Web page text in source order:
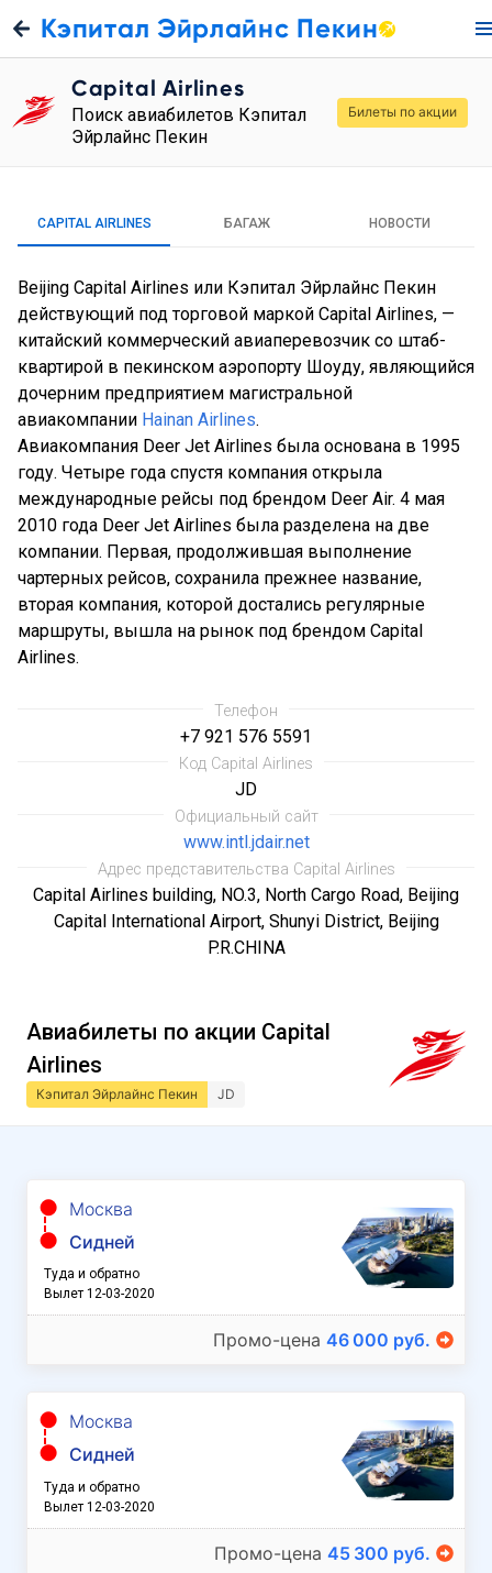
Кэпитал Эйрлайнс Пекин
Capital Airlines
Поиск авиабилетов Кэпитал
Эйрлайнс Пекин
Билеты по акции
CAPITAL AIRLINES БАГАЖ НОВОСТИ
Beijing Capital Airlines или Кэпитал Эйрлайнс Пекин
действующий под торговой маркой Capital Airlines, —
китайский коммерческий авиаперевозчик со штаб-
квартирой в пекинском аэропорту Шоуду, являющийся
дочерним предприятием магистральной
авиакомпании Hainan Airlines.
Авиакомпания Deer Jet Airlines была основана в 1995
году. Четыре года спустя компания открыла
международные рейсы под брендом Deer Air. 4 мая
2010 года Deer Jet Airlines была разделена на две
компании. Первая, продолжившая выполнение
чартерных рейсов, сохранила прежнее название,
вторая компания, которой достались регулярные
маршруты, вышла на рынок под брендом Capital
Airlines.
Телефон
+7 921 576 5591
Код Capital Airlines
JD
Официальный сайт
www.intl.jdair.net
Адрес представительства Capital Airlines
Capital Airlines building, NO.3, North Cargo Road, Beijing
Capital International Airport, Shunyi District, Beijing
P.R.CHINA
Авиабилеты по акции Capital
Airlines
Кэпитал Эйрлайнс Пекин JD
Москва
Сидней
Туда и обратно
Вылет 12-03-2020
Промо-цена 46 000 руб.
Москва
Сидней
Туда и обратно
Вылет 12-03-2020
Промо-цена 45 300 руб.